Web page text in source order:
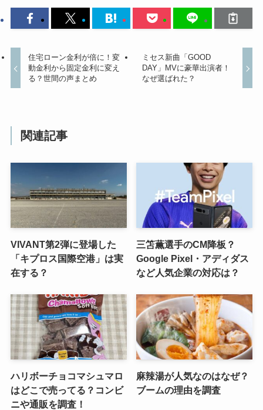
住宅ローン金利が倍に！変
動金利から固定金利に変え
る？世間の声まとめ
ミセス新曲「GOOD
DAY」MVに豪華出演者！
なぜ選ばれた？
関連記事
VIVANT第2弾に登場した
「キプロス国際空港」は実
在する？
三笘薫選手のCM降板？
Google Pixel・アディダス
など人気企業の対応は？
ハリボーチョコマシュマロ
はどこで売ってる？コンビ
ニや通販を調査！
麻辣湯が人気なのはなぜ？
ブームの理由を調査